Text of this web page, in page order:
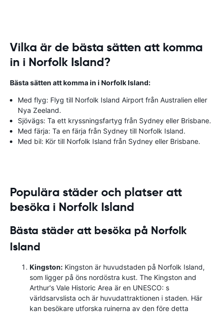
Vilka är de bästa sätten att komma
in i Norfolk Island?
Bästa sätten att komma in i Norfolk Island:
Med flyg: Flyg till Norfolk Island Airport från Australien eller
Nya Zeeland.
Sjövägs: Ta ett kryssningsfartyg från Sydney eller Brisbane.
Med färja: Ta en färja från Sydney till Norfolk Island.
Med bil: Kör till Norfolk Island från Sydney eller Brisbane.
Populära städer och platser att
besöka i Norfolk Island
Bästa städer att besöka på Norfolk
Island
Kingston: Kingston är huvudstaden på Norfolk Island,
som ligger på öns nordöstra kust. The Kingston and
Arthur's Vale Historic Area är en UNESCO: s
världsarvslista och är huvudattraktionen i staden. Här
kan besökare utforska ruinerna av den före detta